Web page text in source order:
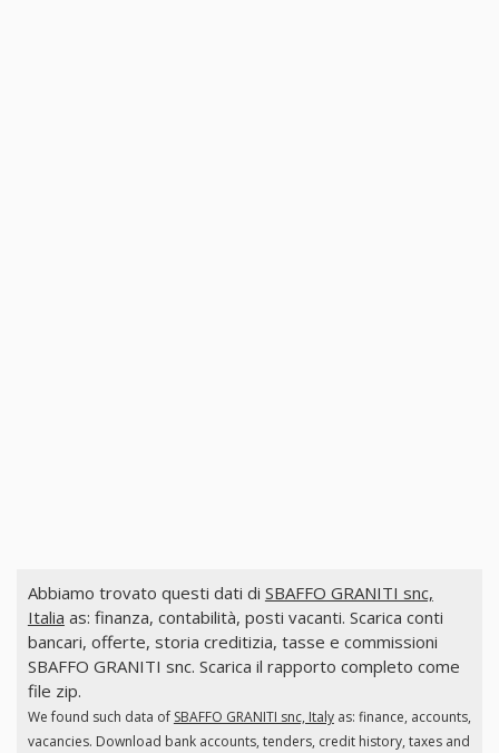
Abbiamo trovato questi dati di SBAFFO GRANITI snc,
Italia as: finanza, contabilità, posti vacanti. Scarica conti
bancari, offerte, storia creditizia, tasse e commissioni
SBAFFO GRANITI snc. Scarica il rapporto completo come
file zip.
We found such data of SBAFFO GRANITI snc, Italyas: finance, accounts,
vacancies. Download bank accounts, tenders, credit history, taxes and